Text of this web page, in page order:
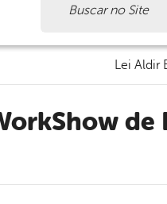
Lei Aldir